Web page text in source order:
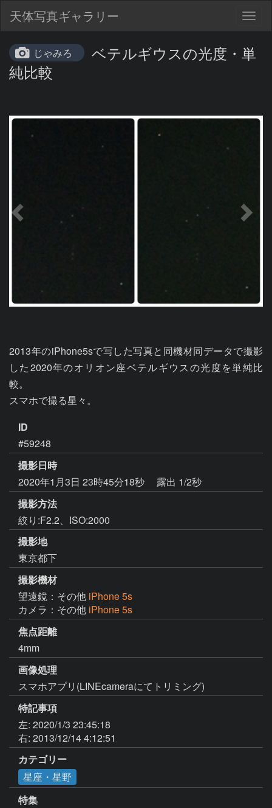
天体写真ギャラリー
じゃみろ
ベテルギウスの光度・単
純比較
2013年のiPhone5sで写した写真と同機材同データで撮影
した2020年のオリオン座ベテルギウスの光度を単純比
較。
スマホで撮る星々。
ID
#59248
撮影日時
2020年1月3日 23時45分18秒
露出 1/2秒
撮影方法
絞り:F2.2、ISO:2000
撮影地
東京都下
撮影機材
望遠鏡：その他 iPhone 5s
カメラ：その他 iPhone 5s
焦点距離
4mm
画像処理
スマホアプリ(LINEcameraにてトリミング)
特記事項
左: 2020/1/3 23:45:18
右: 2013/12/14 4:12:51
カテゴリー
星座・星野
特集